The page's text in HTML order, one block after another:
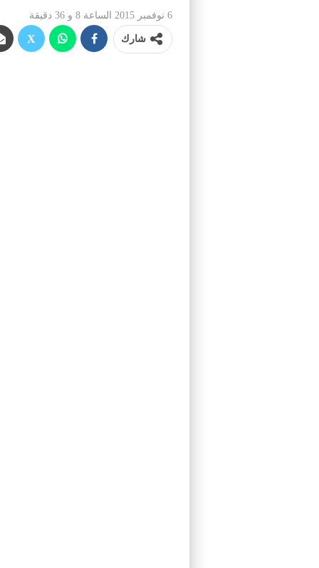
6 نوفمبر 2015 الساعة 8 و 36 دقيقة
شارك